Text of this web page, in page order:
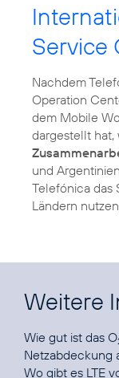
Service
Nachdem
Operation
dem Mobile
dargestellt hat,
und
Telefónica das
Ländern
Weitere
Wie gut ist das O
Netzabdeckung
Wo gibt es LTE